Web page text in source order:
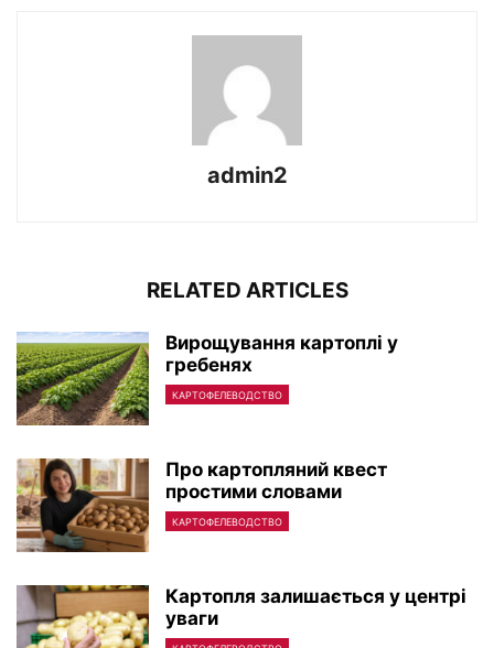
admin2
RELATED ARTICLES
Вирощування картоплі у
гребенях
КАРТОФЕЛЕВОДСТВО
Про картопляний квест
простими словами
КАРТОФЕЛЕВОДСТВО
Картопля залишається у центрі
уваги